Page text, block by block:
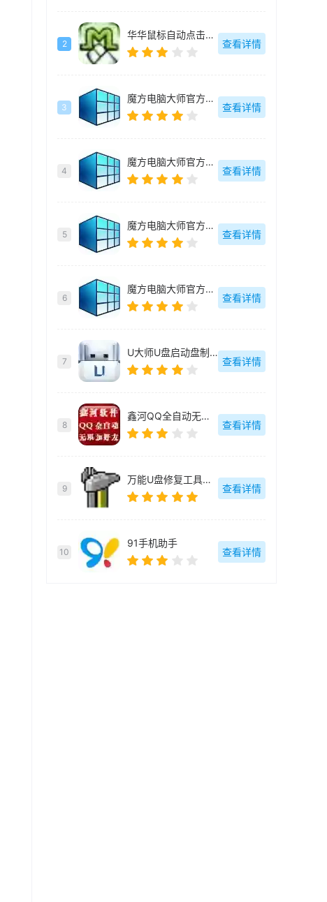
2
华华鼠标自动点击器绿色去广告版
查看详情
3
魔方电脑大师官方最新版
查看详情
4
魔方电脑大师官方最新版
查看详情
5
魔方电脑大师官方最新版
查看详情
6
魔方电脑大师官方最新版
查看详情
7
U大师U盘启动盘制作工具【附教程】
查看详情
8
鑫河QQ全自动无限加好友神器
查看详情
9
万能U盘修复工具绿色版
查看详情
10
91手机助手
查看详情